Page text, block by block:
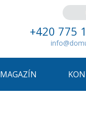
+420 775
MAGAZÍN